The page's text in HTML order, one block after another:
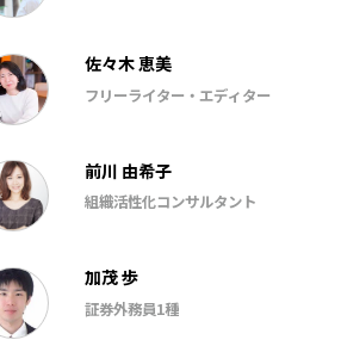
佐々木 恵美
フリーライター・エディター
前川 由希子
組織活性化コンサルタント
加茂 歩
証券外務員1種